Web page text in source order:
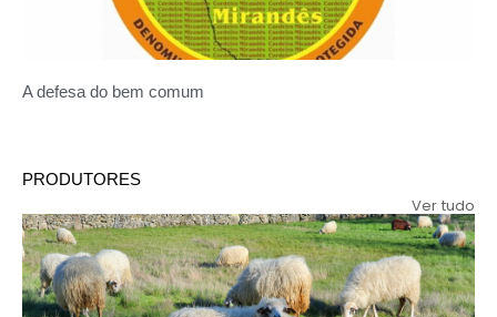
A defesa do bem comum
PRODUTORES
Ver tudo